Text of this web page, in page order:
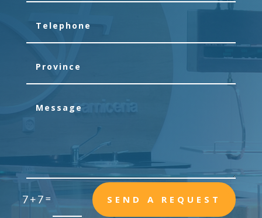
7 + 7= SEND A REQUEST